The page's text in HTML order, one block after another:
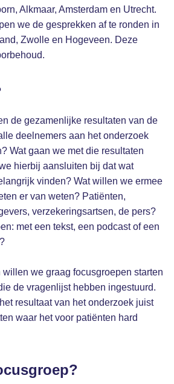
Alkmaar, Amsterdam en Utrecht.
we de gesprekken af te ronden in
Zwolle en Hogeveen. Deze
de gezamenlijke resultaten van de
deelnemers aan het onderzoek
Wat gaan we met die resultaten
hierbij aansluiten bij dat wat
vinden? Wat willen we ermee
er van weten? Patiënten,
verzekeringsartsen, de pers?
met een tekst, een podcast of een
willen we graag focusgroepen starten
de vragenlijst hebben ingestuurd.
resultaat van het onderzoek juist
waar het voor patiënten hard